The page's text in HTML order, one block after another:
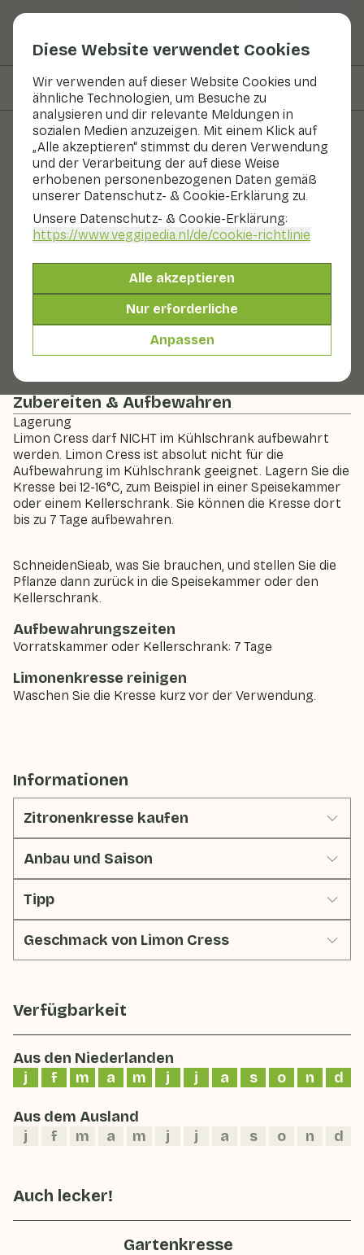
Diese Website verwendet Cookies
Wir verwenden auf dieser Website Cookies und
ähnliche Technologien, um Besuche zu
analysieren und dir relevante Meldungen in
sozialen Medien anzuzeigen. Mit einem Klick auf
„Alle akzeptieren“ stimmst du deren Verwendung
und der Verarbeitung der auf diese Weise
erhobenen personenbezogenen Daten gemäß
unserer Datenschutz- & Cookie-Erklärung zu.
Unsere Datenschutz- & Cookie-Erklärung:
https://www.veggipedia.nl/de/cookie-richtlinie
Alle akzeptieren
Nur erforderliche
Anpassen
Auf dieser Seite Zubereiten & Aufbewahren
Obst und Gemüse
Limonenkresse
In Saison Gemüse Kühlschrank
Limonengeschmack. Für den Kenner sind auch Noten
von Anis zu erkennen.
Auch genannt:
Zubereiten & Aufbewahren
Lagerung
Limon Cress darf NICHT im Kühlschrank aufbewahrt
werden. Limon Cress ist absolut nicht für die
Aufbewahrung im Kühlschrank geeignet. Lagern Sie die
Kresse bei 12-16°C, zum Beispiel in einer Speisekammer
oder einem Kellerschrank. Sie können die Kresse dort
bis zu 7 Tage aufbewahren.
SchneidenSieab, was Sie brauchen, und stellen Sie die
Pflanze dann zurück in die Speisekammer oder den
Kellerschrank.
Aufbewahrungszeiten
Vorratskammer oder Kellerschrank: 7 Tage
Limonenkresse reinigen
Waschen Sie die Kresse kurz vor der Verwendung.
Informationen
Zitronenkresse kaufen
Anbau und Saison
Tipp
Geschmack von Limon Cress
Verfügbarkeit
Aus den Niederlanden
j
f m a m j j a s o n d
Aus dem Ausland
j
f m a m j j a s o n d
Auch lecker!
Gartenkresse